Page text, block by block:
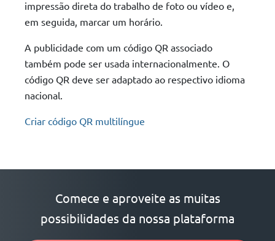
impressão direta do trabalho de foto ou vídeo e,
em seguida, marcar um horário.
A publicidade com um código QR associado
também pode ser usada internacionalmente. O
código QR deve ser adaptado ao respectivo idioma
nacional.
Criar código QR multilíngue
Comece e aproveite as muitas
possibilidades da nossa plataforma